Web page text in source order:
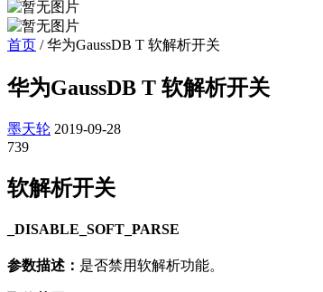
首页 /华为GaussDB T 软解析开关
华为GaussDB T 软解析开关
墨天轮 2019-09-28
739
软解析开关
_DISABLE_SOFT_PARSE
参数描述： 是否禁用软解析功能。